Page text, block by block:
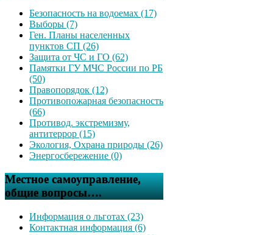
Безопасность на водоемах (17)
Выборы (7)
Ген. Планы населенных
пунктов СП (26)
Защита от ЧС и ГО (62)
Памятки ГУ МЧС России по РБ
(50)
Правопорядок (12)
Противопожарная безопасность
(66)
Противод. экстремизму,
антитеррор (15)
Экология, Охрана природы (26)
Энергосбережение (0)
Местное самоуправление,
общие вопросы….
Информация о льготах (23)
Контактная информация (6)